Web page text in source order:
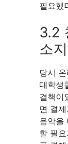
필요했
3.2
소
당시
대학생
결책이
면 결
음악을
할 필